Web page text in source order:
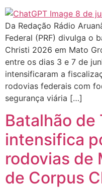
Da Redação Rádio
Federal (PRF) divulga o
Christi 2026 em Mato
entre os dias 3 e 7 de
intensificaram a
rodovias federais com
segurança viária […]
Batalhão de
intensifica
rodovias de
de Corpus